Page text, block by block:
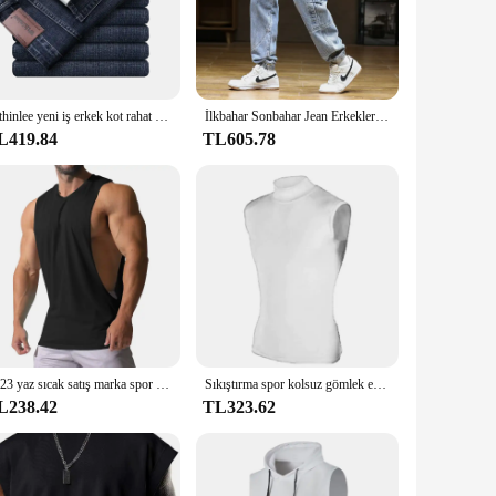
just about style; they're crafted from a premium cotton
collection. Whether you're heading to a casual
a breathable layer, keeping you cool in warmer
it a go-to choice for both men and women. The
resists wear and tear, making it a practical choice
to go when you are. With the Regatta Pants Black S, you
Wthinlee yeni iş erkek kot rahat düz streç moda klasik mavi siyah iş Denim pantolon erkek marka giyim İlkbahar Sonbahar Jean Erkekler Elastik Bel Harem Hip-Hop Kot Pantolon Erkek Sokak Moda Büyük Boy Gevşek Fit Baggy Jogger Kovboy Pantolon
TL605.78
2023 yaz sıcak satış marka spor kolsuz tişört kas moda kolsuz erkekler egzersiz spor konfor erkek rahat yelek Sıkıştırma spor kolsuz gömlek egzersiz Tank Top erkekler vücut geliştirme sıkı giyim spor erkek spor yelek kas adam tankı üstleri
TL323.62